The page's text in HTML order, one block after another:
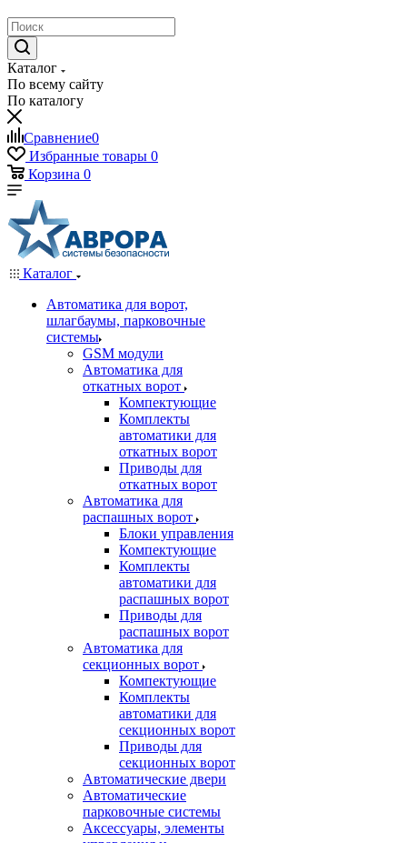
Каталог
По всему сайту
По каталогу
Сравнение0
Избранные товары 0
Корзина 0
Каталог
Автоматика для ворот,
шлагбаумы, парковочные
системы
GSM модули
Автоматика для
откатных ворот
Компектующие
Комплекты
автоматики для
откатных ворот
Приводы для
откатных ворот
Автоматика для
распашных ворот
Блоки управления
Компектующие
Комплекты
автоматики для
распашных ворот
Приводы для
распашных ворот
Автоматика для
секционных ворот
Компектующие
Комплекты
автоматики для
секционных ворот
Приводы для
секционных ворот
Автоматические двери
Автоматические
парковочные системы
Аксессуары, элементы